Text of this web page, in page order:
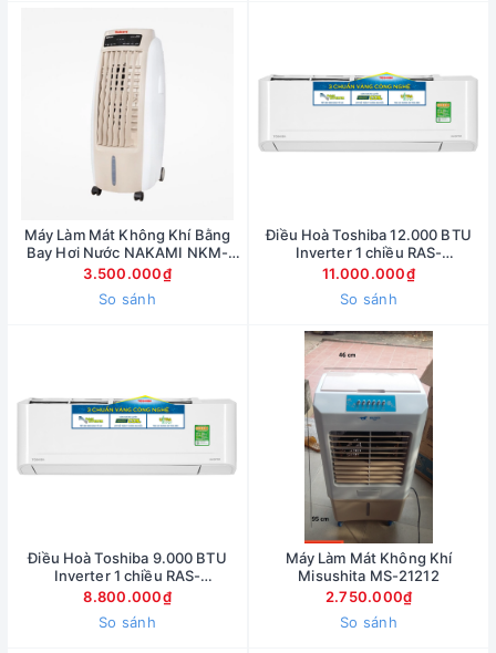
Máy Làm Mát Không Khí Bằng
Bay Hơi Nước NAKAMI NKM-
01500B
3.500.000₫
So sánh
Điều Hoà Toshiba 12.000 BTU
Inverter 1 chiều RAS-
H13C4KCVG
11.000.000₫
So sánh
Điều Hoà Toshiba 9.000 BTU
Inverter 1 chiều RAS-
H10C4KCVG
8.800.000₫
So sánh
Máy Làm Mát Không Khí
Misushita MS-21212
2.750.000₫
So sánh